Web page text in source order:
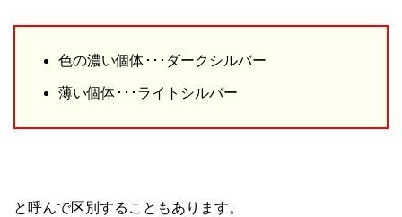
色の濃い個体･･･ダークシルバー
薄い個体･･･ライトシルバー
と呼んで区別することもあります。